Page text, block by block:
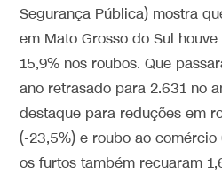
Segurança Pública) mostra
em Mato Grosso do Sul
15,9% nos roubos. Que
ano retrasado para 2.631 no
destaque para reduções em
(-23,5%) e roubo ao comércio
os furtos também recuaram